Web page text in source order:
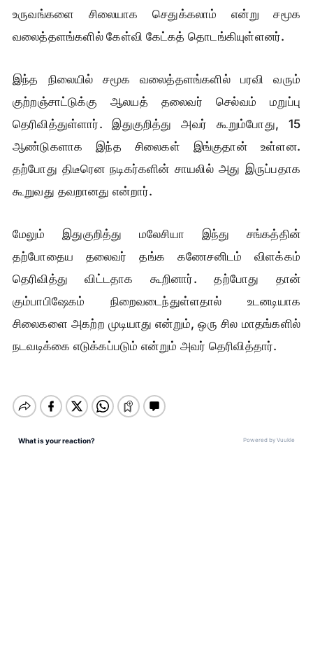
உருவங்களை சிலையாக செதுக்கலாம் என்று சமூக
வலைத்தளங்களில் கேள்வி கேட்கத் தொடங்கியுள்ளனர்.
இந்த நிலையில் சமூக வலைத்தளங்களில் பரவி வரும்
குற்றஞ்சாட்டுக்கு ஆலயத் தலைவர் செல்வம் மறுப்பு
தெரிவித்துள்ளார். இதுகுறித்து அவர் கூறும்போது, 15
ஆண்டுகளாக இந்த சிலைகள் இங்குதான் உள்ளன.
தற்போது திடீரென நடிகர்களின் சாயலில் அது இருப்பதாக
கூறுவது தவறானது என்றார்.
மேலும் இதுகுறித்து மலேசியா இந்து சங்கத்தின்
தற்போதைய தலைவர் தங்க கணேசனிடம் விளக்கம்
தெரிவித்து விட்டதாக கூறினார். தற்போது தான்
கும்பாபிஷேகம் நிறைவடைந்துள்ளதால் உடனடியாக
சிலைகளை அகற்ற முடியாது என்றும், ஒரு சில மாதங்களில்
நடவடிக்கை எடுக்கப்படும் என்றும் அவர் தெரிவித்தார்.